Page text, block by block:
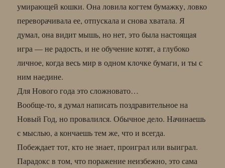
умирающей кошки. Она ловила когтем бумажку, ловко
переворачивала ее, отпускала и снова хватала. Я
думал, она видит мышь, но нет, это была настоящая
игра — не радость, и не обучение котят, а глубоко
личное, когда весь мир в одном клочке бумаги, и ты с
ним наедине.
Для Нового года это сложновато…
Вообще-то, я думал написать поздравительное на
Новый Год, но провалился. Обычное дело. Начинаешь
с мыслью, а кончаешь тем же, что и всегда.
Побеждает тот, кто не знает, проиграл или выиграл.
Парадокс в том, что поражение неизбежно, это сама